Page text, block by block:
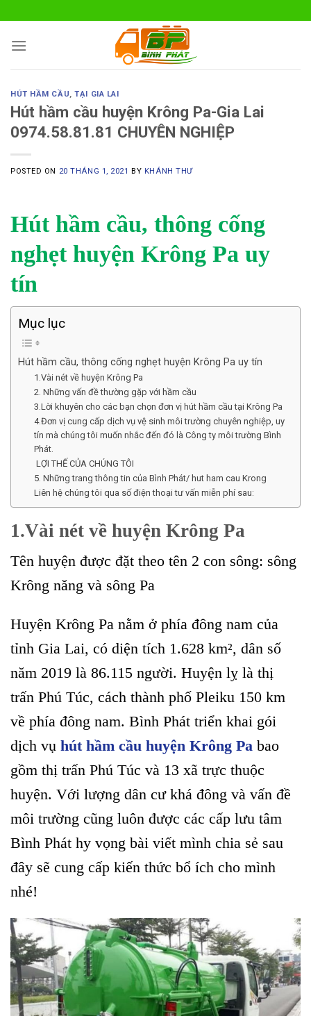
to
content
HÚT HẦM CẦU,TẠI GIA LAI
Hút hầm cầu huyện Krông Pa-Gia Lai
0974.58.81.81 CHUYÊN NGHIỆP
POSTED ON 20 THÁNG 1, 2021 BY KHÁNH THƯ
Hút hầm cầu, thông cống
nghẹt huyện Krông Pa uy
tín
Mục lục
Hút hầm cầu, thông cống nghẹt huyện Krông Pa uy tín
1.Vài nét về huyện Krông Pa
2. Những vấn đề thường gặp với hầm cầu
3.Lời khuyên cho các bạn chọn đơn vị hút hầm cầu tại Krông Pa
4.Đơn vị cung cấp dịch vụ vệ sinh môi trường chuyên nghiệp, uy
tín mà chúng tôi muốn nhắc đến đó là Công ty môi trường Bình
Phát.
LỢI THẾ CỦA CHÚNG TÔI
5. Những trang thông tin của Bình Phát/ hut ham cau Krong
Liên hệ chúng tôi qua số điện thoại tư vấn miễn phí sau:
1.Vài nét về huyện Krông Pa
Tên huyện được đặt theo tên 2 con sông: sông
Krông năng và sông Pa
Huyện Krông Pa nằm ở phía đông nam của
tỉnh Gia Lai, có diện tích 1.628 km², dân số
năm 2019 là 86.115 người. Huyện lỵ là thị
trấn Phú Túc, cách thành phố Pleiku 150 km
về phía đông nam. Bình Phát triển khai gói
dịch vụ hút hầm cầu huyện Krông Pa bao
gồm thị trấn Phú Túc và 13 xã trực thuộc
huyện. Với lượng dân cư khá đông và vấn đề
môi trường cũng luôn được các cấp lưu tâm
Bình Phát hy vọng bài viết mình chia sẻ sau
đây sẽ cung cấp kiến thức bổ ích cho mình
nhé!